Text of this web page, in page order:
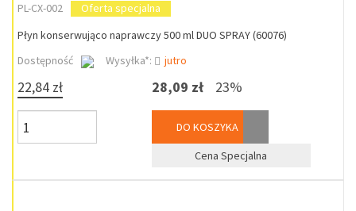
PL-CX-002
Oferta specjalna
Płyn konserwująco naprawczy 500 ml DUO SPRAY (60076)
Dostępność
Wysyłka*: jutro
22,84 zł 28,09 zł 23%
DO KOSZYKA
Cena Specjalna